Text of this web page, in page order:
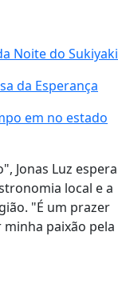
Noite do Sukiyaki
da Esperança
em no estado
Jonas Luz espera
local e a
"É um prazer
paixão pela